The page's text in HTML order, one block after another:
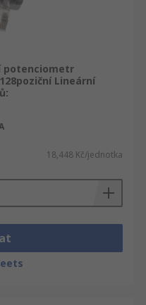
potenciometr
Lineární
18,448 Kč/jednotka